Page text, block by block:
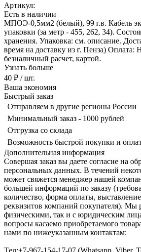
Артикул:
Есть в наличии
МПОЭ-0,5мм2 (белый), 99 г.в. Кабель
упаковки (за метр - 455, 262, 34).
хранения. Упаковка: см. описание.
время на доставку из г. Пенза) Оплата:
безналичный расчет, картой.
Узнать больше
40 ₽ / шт.
Ваша экономия
Быстрый заказ
Отправляем в другие регионы России
Минимальный заказ - 1000 рублей
Отгрузка со склада
Возможность быстрой покупки и
Дополнительная информация
Совершая заказ вы даете согласие на
персональных данных. В течений
может свяжется менеджер нашей
большей информаций по заказу
количество, форма оплаты, выставление
реквизитов компаний покупателя). Мы
физическими, так и с юридическим
вопросы касаемо приобретаемого
нами по нижеуказанным контактам:
Tел:+7-967-154-17-07 (Whatsapp, Viber,